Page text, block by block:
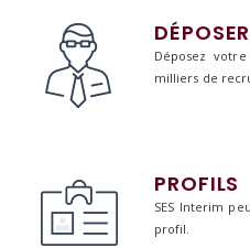
Déposez
milliers de
PROFILS
SES Interim
profil.